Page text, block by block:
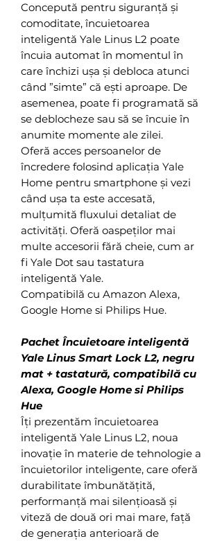
Concepută pentru siguranță și
comoditate, încuietoarea
inteligentă Yale Linus L2 poate
încuia automat în momentul în
care închizi ușa și debloca atunci
când ”simte” că ești aproape. De
asemenea, poate fi programată să
se deblocheze sau să se încuie în
anumite momente ale zilei.
Oferă acces persoanelor de
încredere folosind aplicația Yale
Home pentru smartphone și vezi
când ușa ta este accesată,
mulțumită fluxului detaliat de
activități. Oferă oaspeților mai
multe accesorii fără cheie, cum ar
fi Yale Dot sau tastatura
inteligentă Yale.
Compatibilă cu Amazon Alexa,
Google Home si Philips Hue.
Pachet Încuietoare inteligentă
Yale Linus Smart Lock L2, negru
mat + tastatură, compatibilă cu
Alexa, Google Home si Philips
Hue
Îți prezentăm încuietoarea
inteligentă Yale Linus L2, noua
inovație în materie de tehnologie a
încuietorilor inteligente, care oferă
durabilitate îmbunătățită,
performanță mai silențioasă și
viteză de două ori mai mare, față
de generația anterioară de